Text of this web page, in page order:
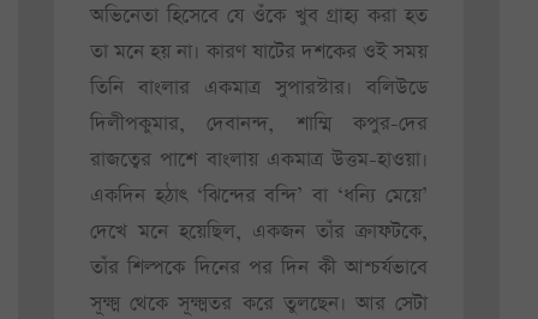
অভিনেতা হিসেবে যে ওঁকে খুব গ্রাহ্য করা হত
তা মনে হয় না। কারণ ষাটের দশকের ওই সময়
তিনি বাংলার একমাত্র সুপারস্টার। বলিউডে
দিলীপকুমার, দেবানন্দ, শাম্মি কপুর-দের
রাজত্বের পাশে বাংলায় একমাত্র উত্তম-হাওয়া।
একদিন হঠাৎ ‘ঝিন্দের বন্দি’ বা ‘ধন্যি মেয়ে’
দেখে মনে হয়েছিল, একজন তাঁর ক্রাফটকে,
তাঁর শিল্পকে দিনের পর দিন কী আশ্চর্যভাবে
সূক্ষ্ম থেকে সূক্ষ্মতর করে তুলছেন। আর সেটা